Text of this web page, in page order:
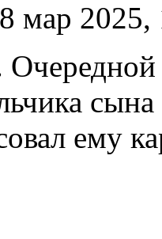
мар 2025,
ему